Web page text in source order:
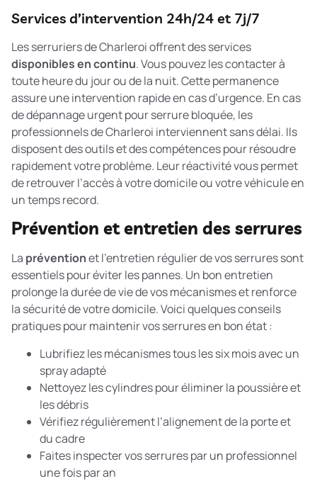
Services d’intervention 24h/24 et 7j/7
Les serruriers de Charleroi offrent des services
disponibles en continu. Vous pouvez les contacter à
toute heure du jour ou de la nuit. Cette permanence
assure une intervention rapide en cas d’urgence. En cas
dedépannage urgent pour serrure bloquée, les
professionnels de Charleroi interviennent sans délai. Ils
disposent des outils et des compétences pour résoudre
rapidement votre problème. Leur réactivité vous permet
de retrouver l’accès à votre domicile ou votre véhicule en
un temps record.
Prévention et entretien des serrures
La préventionet l’entretien régulier de vos serrures sont
essentiels pour éviter les pannes. Un bon entretien
prolonge la durée de vie de vos mécanismes et renforce
la sécurité de votre domicile. Voici quelques conseils
pratiques pour maintenir vos serrures en bon état :
Lubrifiez les mécanismes tous les six mois avec un
spray adapté
Nettoyez les cylindres pour éliminer la poussière et
les débris
Vérifiez régulièrement l’alignement de la porte et
du cadre
Faites inspecter vos serrures par un professionnel
une fois par an